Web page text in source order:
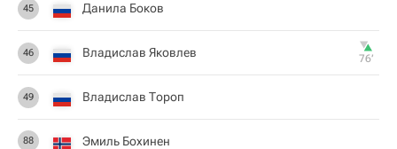
45 Данила Боков
46 Владислав Яковлев 76‎’‎
49 Владислав Тороп
88 Эмиль Бохинен